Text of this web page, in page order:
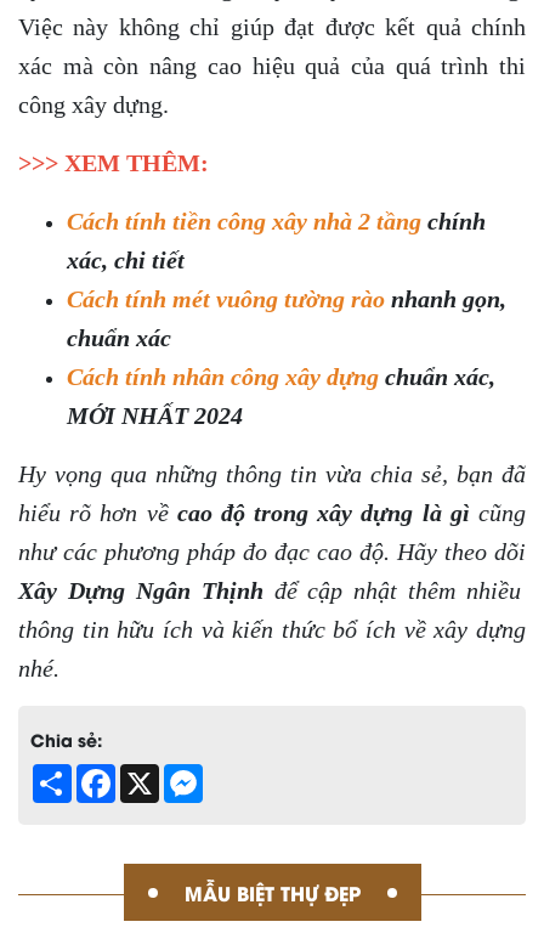
Việc này không chỉ giúp đạt được kết quả chính
xác mà còn nâng cao hiệu quả của quá trình thi
công xây dựng.
>>> XEM THÊM:
Cách tính tiền công xây nhà 2 tầng chính
xác, chi tiết
Cách tính mét vuông tường rào nhanh gọn,
chuẩn xác
Cách tính nhân công xây dựng chuẩn xác,
MỚI NHẤT 2024
Hy vọng qua những thông tin vừa chia sẻ, bạn đã
hiểu rõ hơn về cao độ trong xây dựng là gì cũng
như các phương pháp đo đạc cao độ. Hãy theo dõi
Xây Dựng Ngân Thịnh để cập nhật thêm nhiều
thông tin hữu ích và kiến thức bổ ích về xây dựng
nhé.
Chia sẻ:
Share Facebook
X
MẪU BIỆT THỰ ĐẸP